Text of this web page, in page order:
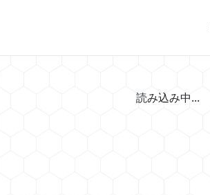
読み込み中...